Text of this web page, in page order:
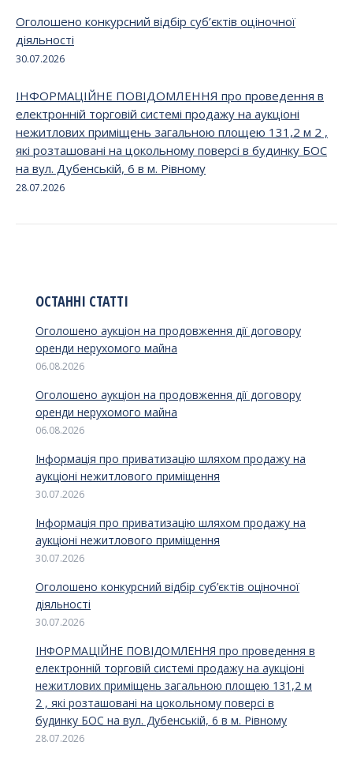
Оголошено конкурсний відбір суб’єктів оціночної
діяльності
30.07.2026
ІНФОРМАЦІЙНЕ ПОВІДОМЛЕННЯ про проведення в
електронній торговій системі продажу на аукціоні
нежитлових приміщень загальною площею 131,2 м 2 ,
які розташовані на цокольному поверсі в будинку БОС
на вул. Дубенській, 6 в м. Рівному
28.07.2026
ОСТАННІ СТАТТІ
Оголошено аукціон на продовження дії договору
оренди нерухомого майна
06.08.2026
Оголошено аукціон на продовження дії договору
оренди нерухомого майна
06.08.2026
Інформація про приватизацію шляхом продажу на
аукціоні нежитлового приміщення
30.07.2026
Інформація про приватизацію шляхом продажу на
аукціоні нежитлового приміщення
30.07.2026
Оголошено конкурсний відбір суб’єктів оціночної
діяльності
30.07.2026
ІНФОРМАЦІЙНЕ ПОВІДОМЛЕННЯ про проведення в
електронній торговій системі продажу на аукціоні
нежитлових приміщень загальною площею 131,2 м
2 , які розташовані на цокольному поверсі в
будинку БОС на вул. Дубенській, 6 в м. Рівному
28.07.2026